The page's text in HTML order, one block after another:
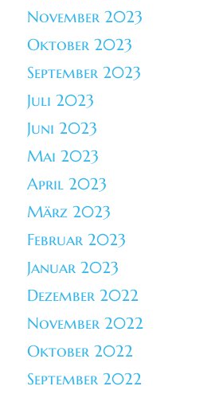
November 2023
Oktober 2023
September 2023
Juli 2023
Juni 2023
Mai 2023
April 2023
März 2023
Februar 2023
Januar 2023
Dezember 2022
November 2022
Oktober 2022
September 2022